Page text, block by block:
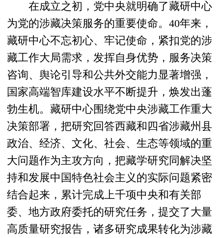
在成立之初，党中央就明确了藏研中心
为党的涉藏决策服务的重要使命。40年来，
藏研中心不忘初心、牢记使命，紧扣党的涉
藏工作大局需求，发挥自身优势，服务决策
咨询、舆论引导和公共外交能力显著增强，
国家高端智库建设水平不断提升，焕发出蓬
勃生机。藏研中心围绕党中央涉藏工作重大
决策部署，把研究回答西藏和四省涉藏州县
政治、经济、文化、社会、生态等领域的重
大问题作为主攻方向，把藏学研究同解决坚
持和发展中国特色社会主义的实际问题紧密
结合起来，累计完成上千项中央和有关部
委、地方政府委托的研究任务，提交了大量
高质量研究报告，诸多研究成果转化为涉藏